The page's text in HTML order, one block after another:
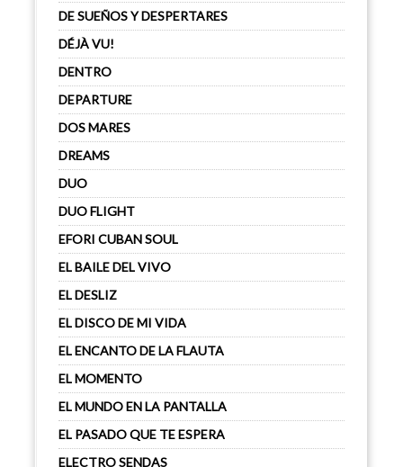
DE SUEÑOS Y DESPERTARES
DÉJÀ VU!
DENTRO
DEPARTURE
DOS MARES
DREAMS
DUO
DUO FLIGHT
EFORI CUBAN SOUL
EL BAILE DEL VIVO
EL DESLIZ
EL DISCO DE MI VIDA
EL ENCANTO DE LA FLAUTA
EL MOMENTO
EL MUNDO EN LA PANTALLA
EL PASADO QUE TE ESPERA
ELECTRO SENDAS